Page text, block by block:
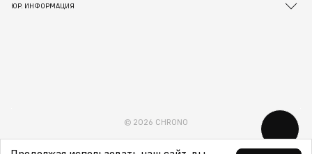
ЮР. ИНФОРМАЦИЯ
© 2026 CHRONO